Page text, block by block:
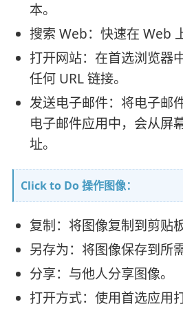
本。
搜索 Web：快速在 Web
打开网站：在首选浏览器
任何 URL 链接。
发送电子邮件：将电子邮
电子邮件应用中，会从屏
址。
Click to Do 操作图像：
复制：将图像复制到剪贴板
另存为：将图像保存到所
分享：与他人分享图像。
打开方式：使用首选应用